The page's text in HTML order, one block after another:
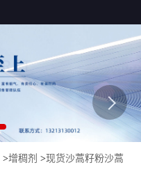
>增稠剂 >现货沙蒿籽粉沙蒿